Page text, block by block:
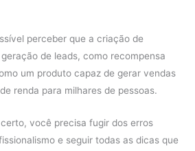
perceber que a criação de
de leads, como recompensa
um produto capaz de gerar vendas
renda para milhares de pessoas.
você precisa fugir dos erros
e seguir todas as dicas que